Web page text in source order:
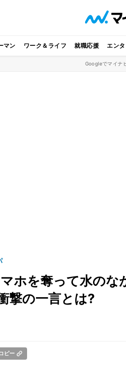
マン ワーク＆ライフ 就職応援 エン
Googleでマイナ
マホを奪って水の
撃の一言とは?
ピー